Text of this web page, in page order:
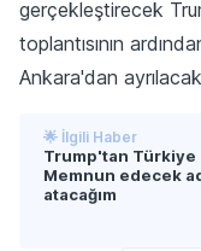
gerçekleştirecek
toplantısının
Ankara'dan
🌟 İlgili Haber
Trump'tan Türkiye
Memnun edecek
atacağım